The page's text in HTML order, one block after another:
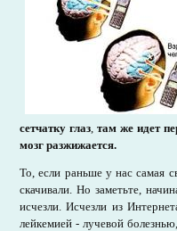
сетчатку глаз, там же идет
мозг разжижается.
То, если раньше у нас самая
скачивали. Но заметьте,
исчезли. Исчезли из
лейкемией - лучевой